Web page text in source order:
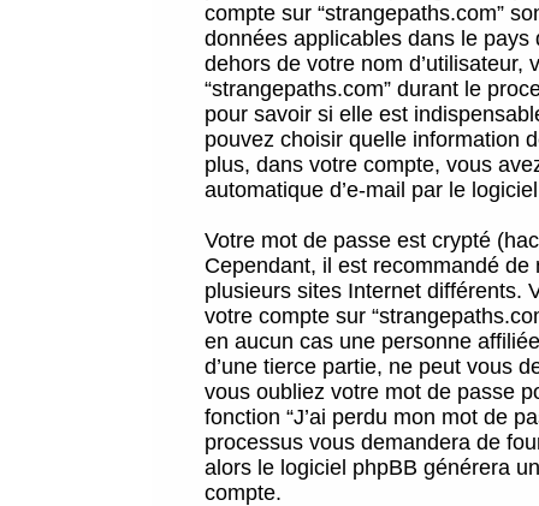
compte sur “strangepaths.com”
données applicables dans le
dehors de votre nom
“strangepaths.com” durant le
pour savoir si elle est
pouvez choisir quelle information
plus, dans votre compte, vous
automatique d’e-mail par le
Votre mot de passe est crypté
Cependant, il est recommandé
plusieurs sites Internet différents.
votre compte sur
en aucun cas une personne
d’une tierce partie, ne peut vous
vous oubliez votre mot de passe
fonction “J’ai perdu mon mot de
processus vous demandera de
alors le logiciel phpBB générera
compte.